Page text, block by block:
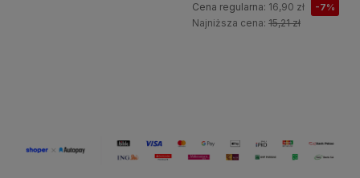
Cena regularna: 16,90 zł -7%
Najniższa cena: 15,21 zł